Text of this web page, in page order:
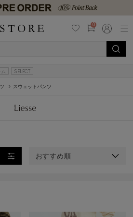
0
SELECT
スウェットパンツ
おすすめ順